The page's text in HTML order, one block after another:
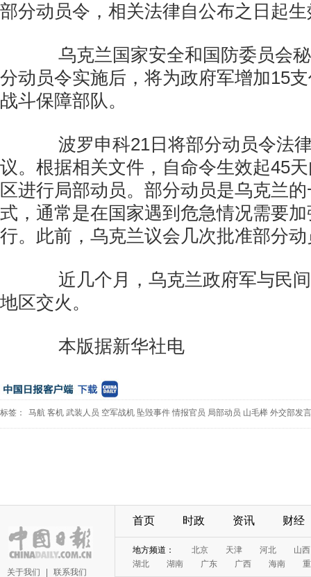
部分动员令，相关法律自公布之日起
乌克兰国家安全和国防委员会秘
分动员令实施后，将为政府军增加15
战斗保障部队。
波罗申科21日将部分动员令法律
议。根据相关文件，自命令生效起45
区进行局部动员。部分动员是乌克兰
式，通常是在国家遇到危急情况需要
行。此前，乌克兰议会几次批准部分
近几个月，乌克兰政府军与民间
地区交火。
本版据新华社电
标签： 马航 客机 武装人员 空军战机 坠毁事件 情报官员 局部动员 山毛榉 外交部发
关于我们 联系我们
首页 时政 资讯 财经
地方频道： 北京 天津 河北
山西
湖北
湖南 广东 广西 海南